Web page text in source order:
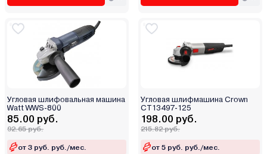
Угловая шлифовальная машина
Watt WWS-800
85.00 руб.
92.65 руб.
от 3 руб. руб./мес.
Угловая шлифмашина Crown
CT13497-125
198.00 руб.
215.82 руб.
от 5 руб. руб./мес.